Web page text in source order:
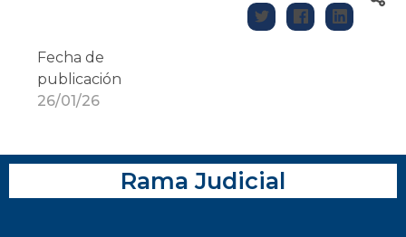
Fecha de
publicación
26/01/26
Rama Judicial